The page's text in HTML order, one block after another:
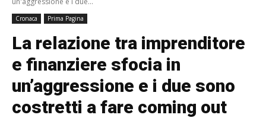
Cronaca Prima Pagina
La relazione tra imprenditore
e finanziere sfocia in
un’aggressione e i due sono
costretti a fare coming out